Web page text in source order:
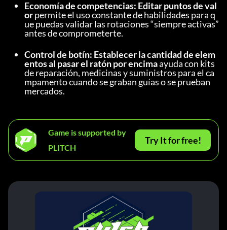
Economía de competencias: Editar puntos de val
or permite el uso constante de habilidades para q
ue puedas validar las rotaciones “siempre activas”
antes de comprometerte.
Control de botín: Establecer la cantidad de elem
entos al pasar el ratón por encima ayuda con kits
de reparación, medicinas y suministros para el ca
mpamento cuando se graban guías o se prueban
mercados.
Game is supported by
PLITCH
Try It for free!